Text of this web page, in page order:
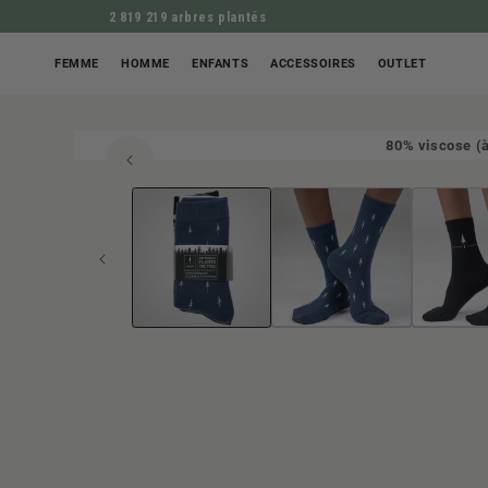
2 819 219 arbres plantés
FEMME HOMME ENFANTS ACCESSOIRES OUTLET
ALLER À
80% viscose